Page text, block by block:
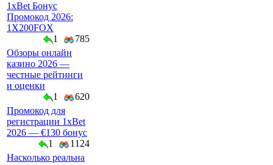
1xBet Бонус
Промокод 2026:
1X200FOX
1
785
Обзоры онлайн
казино 2026 —
честные рейтинги
и оценки
1
620
Промокод для
регистрации 1xBet
2026 — €130 бонус
1
1124
Насколько реальна